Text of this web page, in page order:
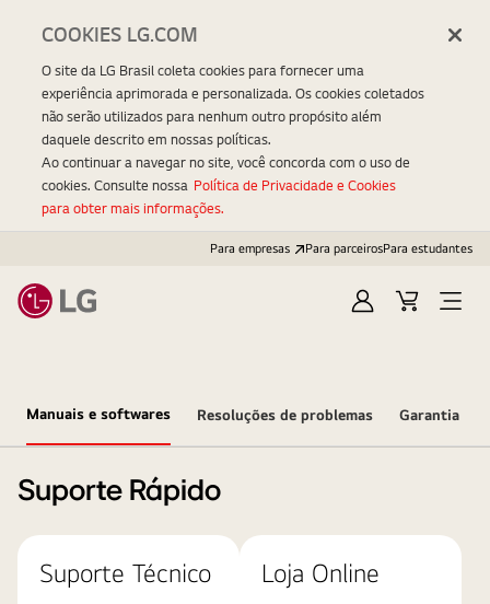
Para empresas Para parceirosPara estudantes
EntrarCarrinhoOpen
Manuais e softwares Resoluções de problemas Garantia
Suporte Rápido
Suporte Técnico Loja Online
COOKIES LG.COM
O site da LG Brasil coleta cookies para fornecer uma
experiência aprimorada e personalizada. Os cookies coletados
não serão utilizados para nenhum outro propósito além
daquele descrito em nossas políticas.
Ao continuar a navegar no site, você concorda com o uso de
cookies. Consulte nossa Política de Privacidade e Cookies
para obter mais informações.